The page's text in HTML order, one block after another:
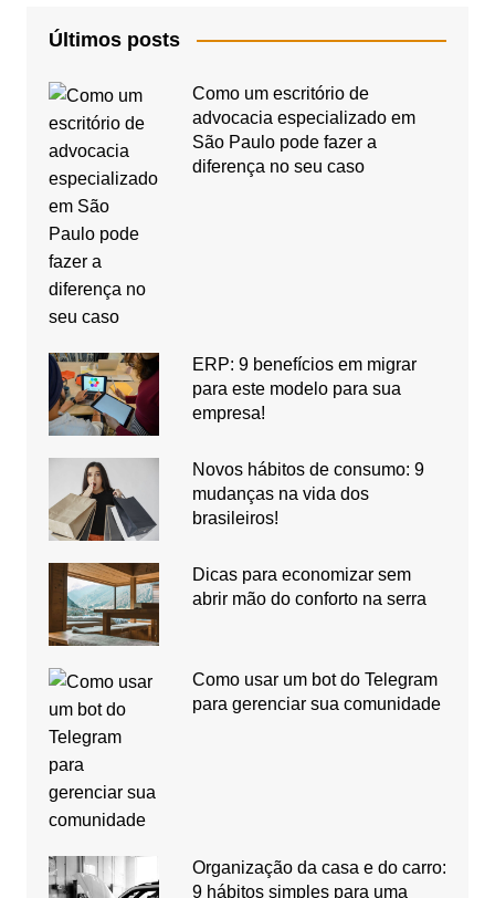
Últimos posts
Como um escritório de
advocacia especializado em
São Paulo pode fazer a
diferença no seu caso
ERP: 9 benefícios em migrar
para este modelo para sua
empresa!
Novos hábitos de consumo: 9
mudanças na vida dos
brasileiros!
Dicas para economizar sem
abrir mão do conforto na serra
Como usar um bot do Telegram
para gerenciar sua comunidade
Organização da casa e do carro:
9 hábitos simples para uma